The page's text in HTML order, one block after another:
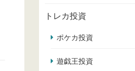
トレカ投資
ポケカ投資
遊戯王投資